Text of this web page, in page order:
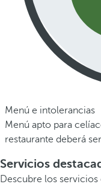
Menú e intolerancias
Menú apto para
restaurante deberá
Servicios
Descubre los